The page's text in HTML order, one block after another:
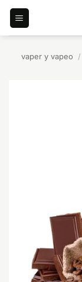
Saltar
contenido
vaper y vapeo /